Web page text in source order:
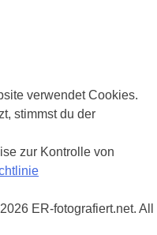
verwendet Cookies.
stimmst du der
zur Kontrolle von
ER-fotografiert.net. All